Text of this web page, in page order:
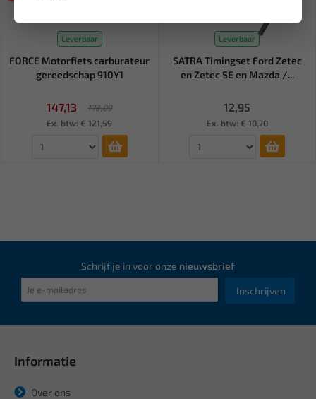
Leverbaar
FORCE Motorfiets carburateur
gereedschap 910Y1
147,13
173,09
Ex. btw: € 121,59
Leverbaar
SATRA Timingset Ford Zetec
en Zetec SE en Mazda /...
12,95
Ex. btw: € 10,70
Schrijf je in voor onze nieuwsbrief
Inschrijven
Informatie
Over ons